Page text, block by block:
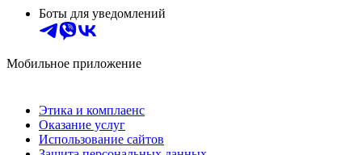
Боты для уведомлений
Мобильное приложение
Этика и комплаенс
Оказание услуг
Использование сайтов